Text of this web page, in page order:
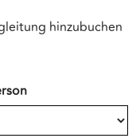
hinzubuchen